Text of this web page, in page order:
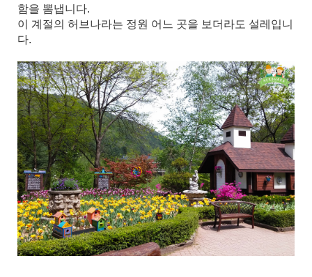
함을 뽐냅니다.
이 계절의 허브나라는 정원 어느 곳을 보더라도 설레입니
다.